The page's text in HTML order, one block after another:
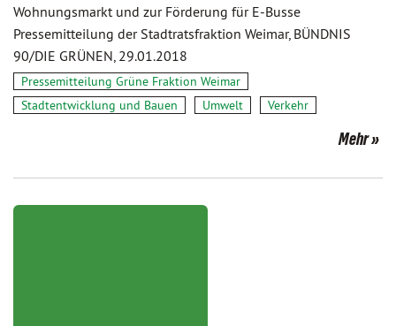
Wohnungsmarkt und zur Förderung für E-Busse
Pressemitteilung der Stadtratsfraktion Weimar, BÜNDNIS
90/DIE GRÜNEN, 29.01.2018
Pressemitteilung Grüne Fraktion Weimar
Stadtentwicklung und Bauen
Umwelt Verkehr
Mehr